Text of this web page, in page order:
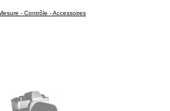
- Contrôle - Accessoires